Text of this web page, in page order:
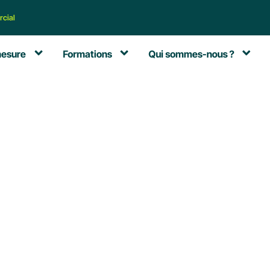
Formations Qui sommes-nous ?